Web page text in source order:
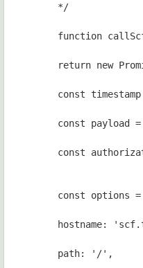
*/
function
return new
const
const payload
const
const options
hostname:
path: '/',